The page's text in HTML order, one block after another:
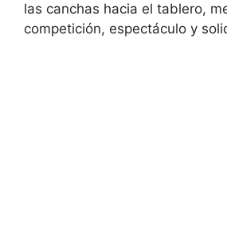
las canchas hacia el tablero,
competición, espectáculo y